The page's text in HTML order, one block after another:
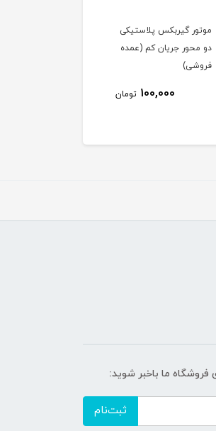
موتور گیربکس پلاستیکی
دو محور (تک فروشی)
100,000 تومان
ما باخبر شوید:
ثبت‌نام